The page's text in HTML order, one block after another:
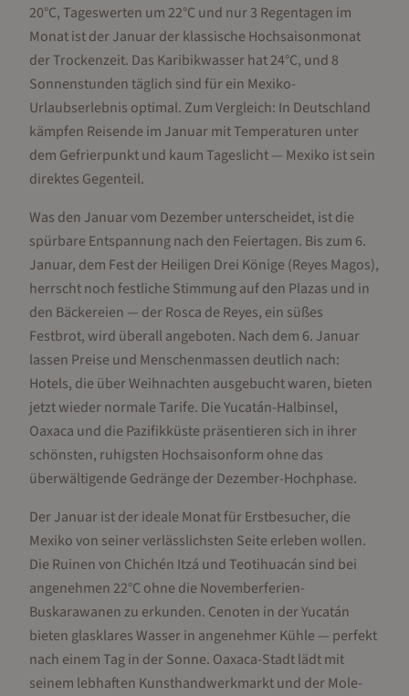
20°C, Tageswerten um 22°C und nur 3 Regentagen im
Monat ist der Januar der klassische Hochsaisonmonat
der Trockenzeit. Das Karibikwasser hat 24°C, und 8
Sonnenstunden täglich sind für ein Mexiko-
Urlaubserlebnis optimal. Zum Vergleich: In Deutschland
kämpfen Reisende im Januar mit Temperaturen unter
dem Gefrierpunkt und kaum Tageslicht — Mexiko ist sein
direktes Gegenteil.
Was den Januar vom Dezember unterscheidet, ist die
spürbare Entspannung nach den Feiertagen. Bis zum 6.
Januar, dem Fest der Heiligen Drei Könige (Reyes Magos),
herrscht noch festliche Stimmung auf den Plazas und in
den Bäckereien — der Rosca de Reyes, ein süßes
Festbrot, wird überall angeboten. Nach dem 6. Januar
lassen Preise und Menschenmassen deutlich nach:
Hotels, die über Weihnachten ausgebucht waren, bieten
jetzt wieder normale Tarife. Die Yucatán-Halbinsel,
Oaxaca und die Pazifikküste präsentieren sich in ihrer
schönsten, ruhigsten Hochsaisonform ohne das
überwältigende Gedränge der Dezember-Hochphase.
Der Januar ist der ideale Monat für Erstbesucher, die
Mexiko von seiner verlässlichsten Seite erleben wollen.
Die Ruinen von Chichén Itzá und Teotihuacán sind bei
angenehmen 22°C ohne die Novemberferien-
Buskarawanen zu erkunden. Cenoten in der Yucatán
bieten glasklares Wasser in angenehmer Kühle — perfekt
nach einem Tag in der Sonne. Oaxaca-Stadt lädt mit
seinem lebhaften Kunsthandwerkmarkt und der Mole-